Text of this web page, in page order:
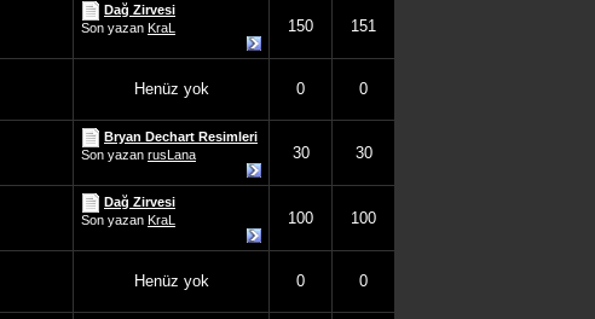
Dağ Zirvesi
Son yazan KraL 150 151
Henüz yok 0 0
Bryan Dechart Resimleri
Son yazan rusLana 30 30
Dağ Zirvesi
Son yazan KraL 100 100
Henüz yok 0 0